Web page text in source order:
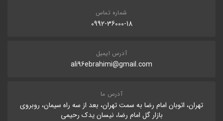
شماره تماس
0992-36000-18
آدرس ایمیل
ali96ebrahimi@gmail.com
آدرس ما
تهران، اتوبان امام رضا به سمت تهران، بعد از سه راه سیمان، روبروی
بازار گل امام رضا، نیسان یدک رحیمی